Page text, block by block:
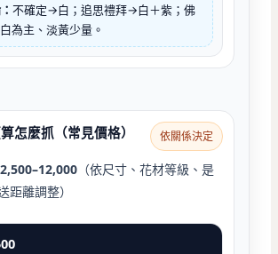
不確定→白；追思禮拜→白＋紫；佛
為主、淡黃少量。
怎麼抓（常見價格） 依關係決定
（依尺寸、花材等級、是
距離調整）